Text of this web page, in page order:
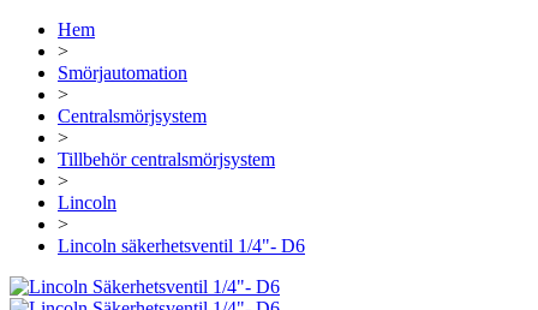
Hem
>
Smörjautomation
>
Centralsmörjsystem
>
Tillbehör centralsmörjsystem
>
Lincoln
>
Lincoln säkerhetsventil 1/4"- D6